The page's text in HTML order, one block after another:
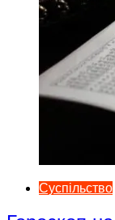
Суспільство